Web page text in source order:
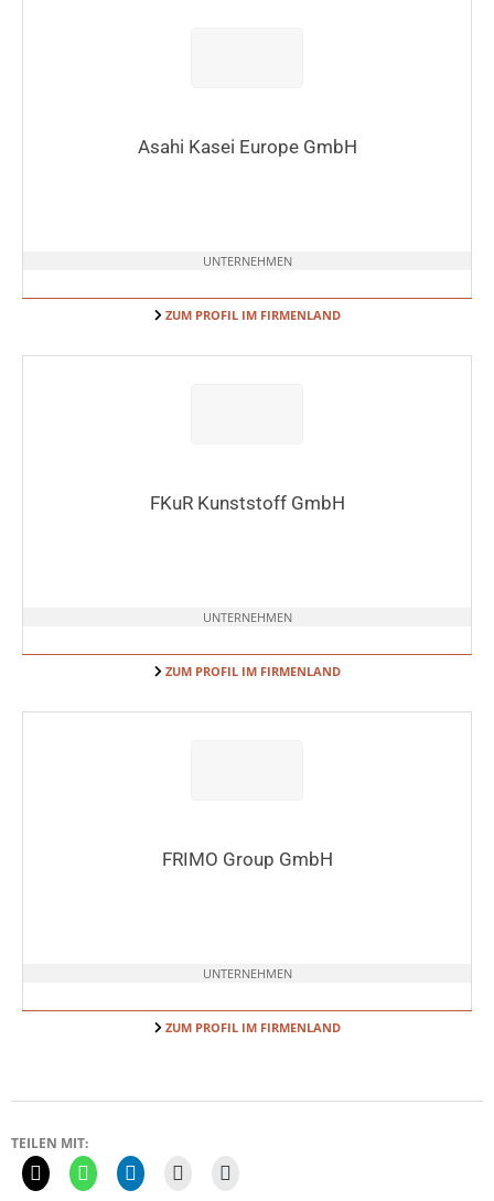
Asahi Kasei Europe GmbH
UNTERNEHMEN
ZUM PROFIL IM FIRMENLAND
FKuR Kunststoff GmbH
UNTERNEHMEN
ZUM PROFIL IM FIRMENLAND
FRIMO Group GmbH
UNTERNEHMEN
ZUM PROFIL IM FIRMENLAND
TEILEN MIT: